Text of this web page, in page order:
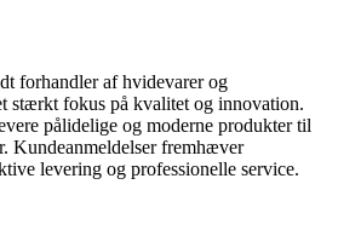
forhandler af hvidevarer og
stærkt fokus på kvalitet og innovation.
pålidelige og moderne produkter til
Kundeanmeldelser fremhæver
levering og professionelle service.